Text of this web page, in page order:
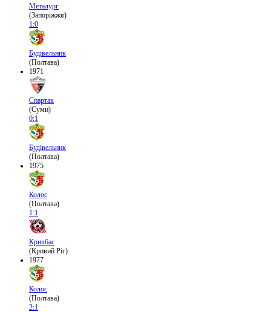
Металург
(Запоріжжя)
1:0
Будівельник
(Полтава)
1971
Спартак
(Суми)
0:1
Будівельник
(Полтава)
1975
Колос
(Полтава)
1:1
Кривбас
(Кривий Ріг)
1977
Колос
(Полтава)
2:1